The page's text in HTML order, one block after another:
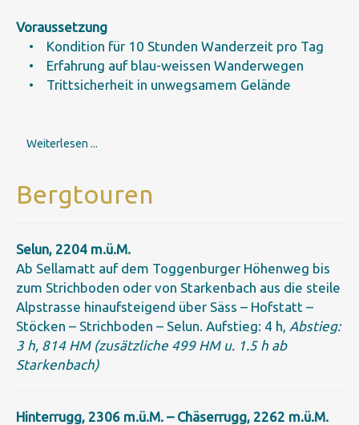
Voraussetzung
• Kondition für 10 Stunden Wanderzeit pro Tag
• Erfahrung auf blau-weissen Wanderwegen
• Trittsicherheit in unwegsamem Gelände
Weiterlesen ...
Bergtouren
Selun, 2204 m.ü.M.
Ab Sellamatt auf dem Toggenburger Höhenweg bis
zum Strichboden oder von Starkenbach aus die steile
Alpstrasse hinaufsteigend über Säss – Hofstatt –
Stöcken – Strichboden – Selun. Aufstieg: 4 h, Abstieg:
3 h, 814 HM (zusätzliche 499 HM u. 1.5 h ab
Starkenbach)
Hinterrugg, 2306 m.ü.M. – Chäserrugg, 2262 m.ü.M.